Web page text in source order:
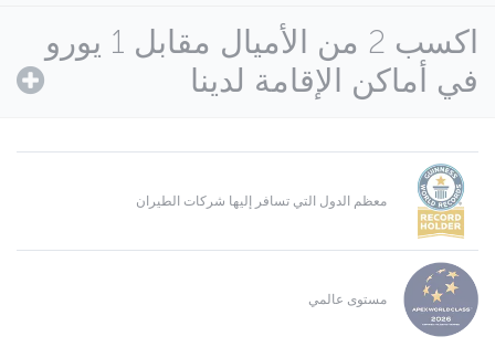
اكسب 2 من الأميال مقابل 1 يورو
في أماكن الإقامة لدينا
معظم الدول التي تسافر إليها شركات الطيران
مستوى عالمي